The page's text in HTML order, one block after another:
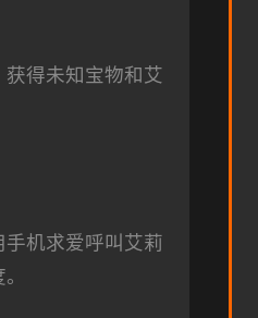
得未知宝物和艾
机求爱呼叫艾莉